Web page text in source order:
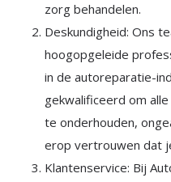
zorg behandelen.
Deskundigheid: Ons
hoogopgeleide
in de autoreparatie-
gekwalificeerd om
te onderhouden,
erop vertrouwen dat
Klantenservice: Bij